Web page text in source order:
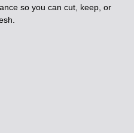
so you can cut, keep, or